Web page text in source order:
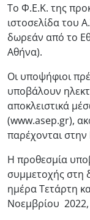
Το Φ.Ε.Κ. της
ιστοσελίδα του
δωρεάν από το
Αθήνα).
Οι υποψήφιοι
υποβάλουν
αποκλειστικά
(www.asep.gr),
παρέχονται
Η προθεσμία
συμμετοχής στη
ημέρα Τετάρτη
Νοεμβρίου